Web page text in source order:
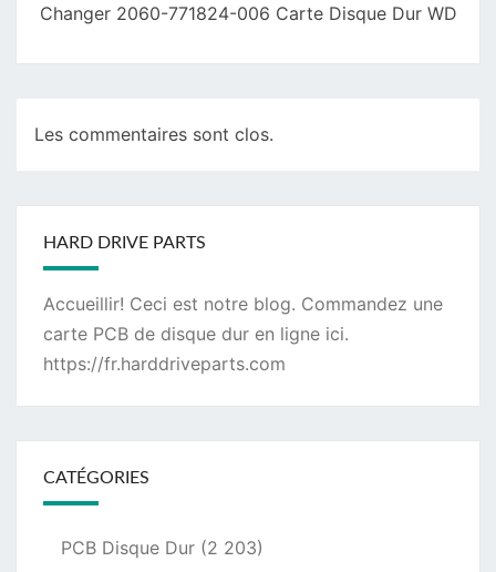
Changer 2060-771824-006 Carte Disque Dur WD
Les commentaires sont clos.
HARD DRIVE PARTS
Accueillir! Ceci est notre blog. Commandez une
carte PCB de disque dur en ligne ici.
https://fr.harddriveparts.com
CATÉGORIES
PCB Disque Dur (2 203)